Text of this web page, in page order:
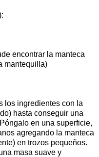
encontrar la manteca
mantequilla)
los ingredientes con la
hasta conseguir una
en una superficie,
agregando la manteca
en trozos pequeños.
masa suave y